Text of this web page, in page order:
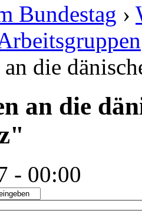
Bundestag ›
die
an die
- 00:00